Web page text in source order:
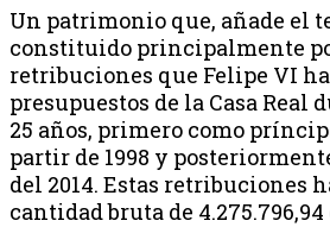
Un patrimonio que, añade el
constituido principalmente
retribuciones que Felipe VI
presupuestos de la Casa Real
25 años, primero como
partir de 1998 y
del 2014. Estas retribuciones
cantidad bruta de 4.275.796,94